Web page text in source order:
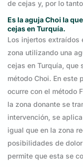
de cejas y, por lo
Es la aguja Choi la
cejas en Turquía.
Los injertos extraídos
zona utilizando una
cejas en Turquía, que
método Choi. En este
ocurre con el método
la zona donante se
intervención, se
igual que en la zona
posibilidades de
permite que esta se